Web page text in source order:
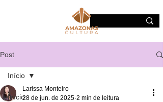
Post
Início
Início
Larissa Monteiro
28 de jun. de 2025 2 min de leitura